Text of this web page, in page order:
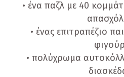
• ένα παζλ με 40
• ένας επιτραπέζιο
• πολύχρωμα